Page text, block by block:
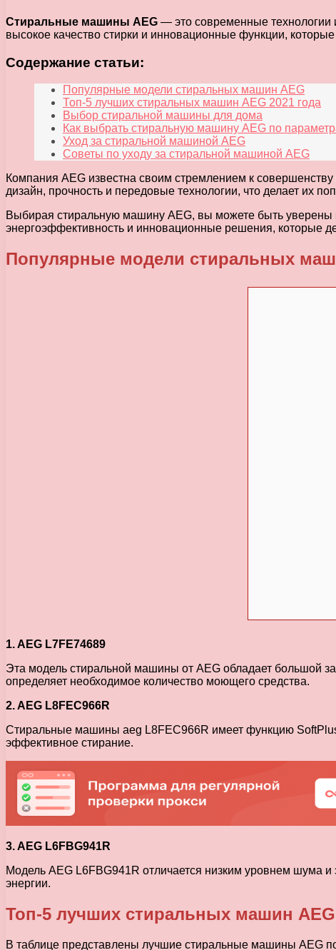
Стиральные машины AEG — это современные технологии
высокое качество стирки и инновационные функции,
Содержание статьи:
Популярные модели стиральных машин AEG
Топ-5 лучших стиральных машин AEG 2021 года
Выбор стиральной машины для дома
Как выбрать стиральную машину AEG по
Уход за стиральной машиной AEG
Советы по уходу за стиральной машиной AEG
Компания AEG известна своим стремлением к
дизайн, прочность и передовые технологии, что делает их
Выбирая стиральную машину AEG, вы можете быть уверены
энергоэффективность и инновационные решения, которые
Популярные модели стиральных
1. AEG L7FE74689
Эта модель стиральной машины от AEG обладает большой
определяет необходимое количество моющего средства.
2. AEG L8FEC966R
Стиральные машины aeg L8FEC966R имеет функцию
эффективное стирание.
3. AEG L6FBG941R
Модель AEG L6FBG941R отличается низким уровнем шума
энергии.
Топ-5 лучших стиральных машин AEG
В таблице представлены лучшие стиральные машины AEG